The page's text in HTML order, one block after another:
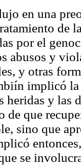
en una
de
por el
abusos y
y otras
implicó
heridas y las
de que
sino que
se